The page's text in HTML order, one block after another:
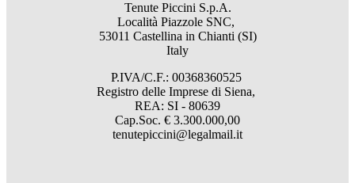
Tenute Piccini S.p.A.
Località Piazzole SNC,
53011 Castellina in Chianti (SI)
Italy
P.IVA/C.F.: 00368360525
Registro delle Imprese di Siena,
REA: SI - 80639
Cap.Soc. € 3.300.000,00
tenutepiccini@legalmail.it